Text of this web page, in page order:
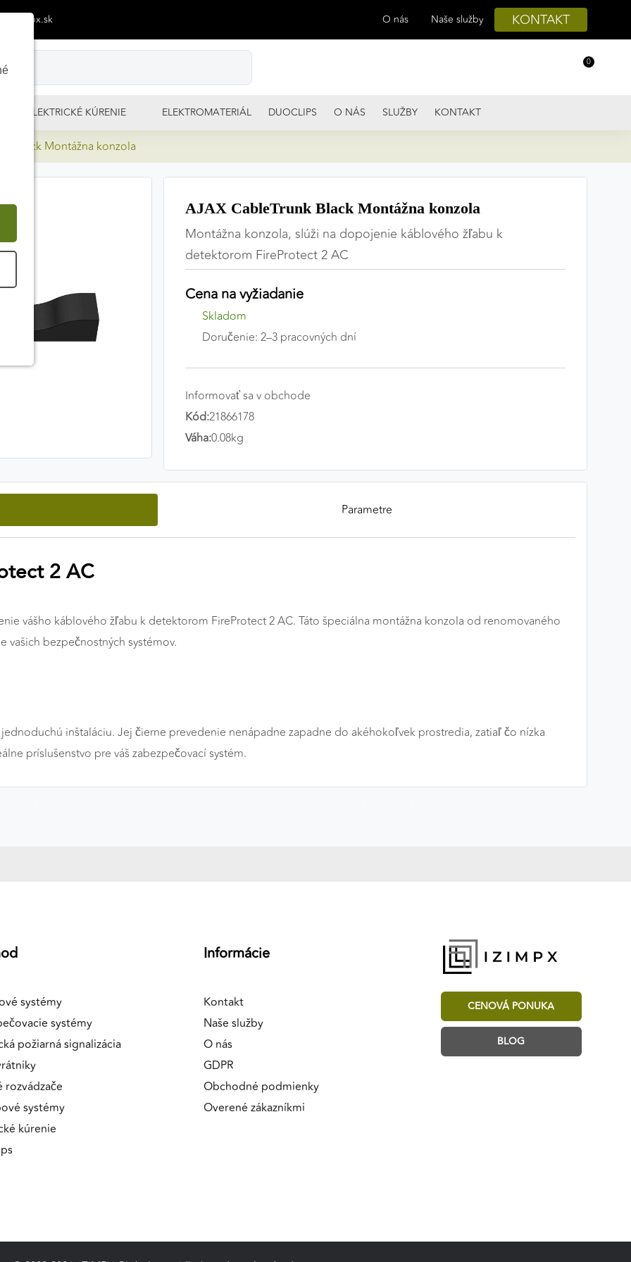
O nás Naše služby KONTAKT
0
ELEKTRICKÉ KÚRENIE ELEKTROMATERIÁL DUOCLIPS O NÁS SLUŽBY KONTAKT
Black Montážna konzola
AJAX CableTrunk Black Montážna konzola
Montážna konzola, slúži na dopojenie káblového žľabu k
detektorom FireProtect 2 AC
Cena na vyžiadanie
Skladom
Doručenie: 2–3 pracovných dní
Informovať sa v obchode
Kód:21866178
Váha:0.08kg
Parametre
2 AC
vášho káblového žľabu k detektorom FireProtect 2 AC. Táto špeciálna montážna konzola od renomovaného
vašich bezpečnostných systémov.
inštaláciu. Jej čierne prevedenie nenápadne zapadne do akéhokoľvek prostredia, zatiaľ čo nízka
príslušenstvo pre váš zabezpečovací systém.
systémy
systémy
požiarná signalizácia
rozvádzače
systémy
kúrenie
Informácie
Kontakt
Naše služby
O nás
GDPR
Obchodné podmienky
Overené zákazníkmi
CENOVÁ PONUKA
BLOG